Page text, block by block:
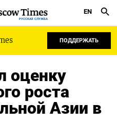
РУССКАЯ СЛУЖБА
EN
ПОДДЕРЖАТЬ
оценку
роста
Азии в